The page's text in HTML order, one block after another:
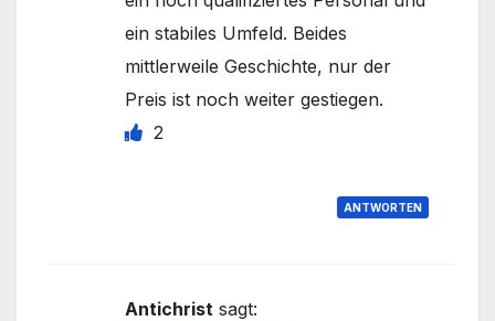
ein stabiles Umfeld. Beides
mittlerweile Geschichte, nur der
Preis ist noch weiter gestiegen.
2
ANTWORTEN
Antichrist sagt: